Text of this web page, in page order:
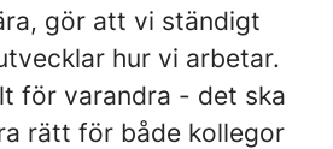
gör att vi ständigt
hur vi arbetar.
för varandra - det ska
rätt för både kollegor